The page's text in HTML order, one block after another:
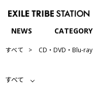
NEWS CATEGORY
すべて CD・DVD・Blu-ray
すべて